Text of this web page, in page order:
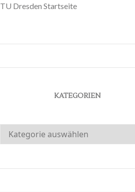
TU Dresden Startseite
KATEGORIEN
Kategorien